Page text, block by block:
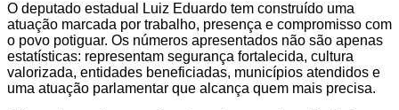
O deputado estadual Luiz Eduardo tem construído uma
atuação marcada por trabalho, presença e compromisso com
o povo potiguar. Os números apresentados não são apenas
estatísticas: representam segurança fortalecida, cultura
valorizada, entidades beneficiadas, municípios atendidos e
uma atuação parlamentar que alcança quem mais precisa.